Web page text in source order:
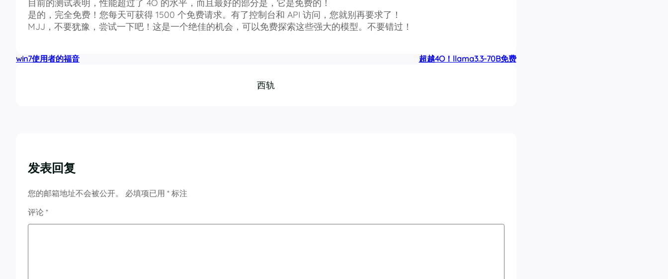
目前的测试表明，性能超过了 4O 的水平，而且最好的部分是，它是免费的！
是的，完全免费！您每天可获得 1500 个免费请求。有了控制台和 API 访问，您就别再要求了！
MJJ，不要犹豫，尝试一下吧！这是一个绝佳的机会，可以免费探索这些强大的模型。不要错过！
win7使用者的福音 超越4O！llama3.3-70B免费
西轨
发表回复
您的邮箱地址不会被公开。 必填项已用 * 标注
评论 *